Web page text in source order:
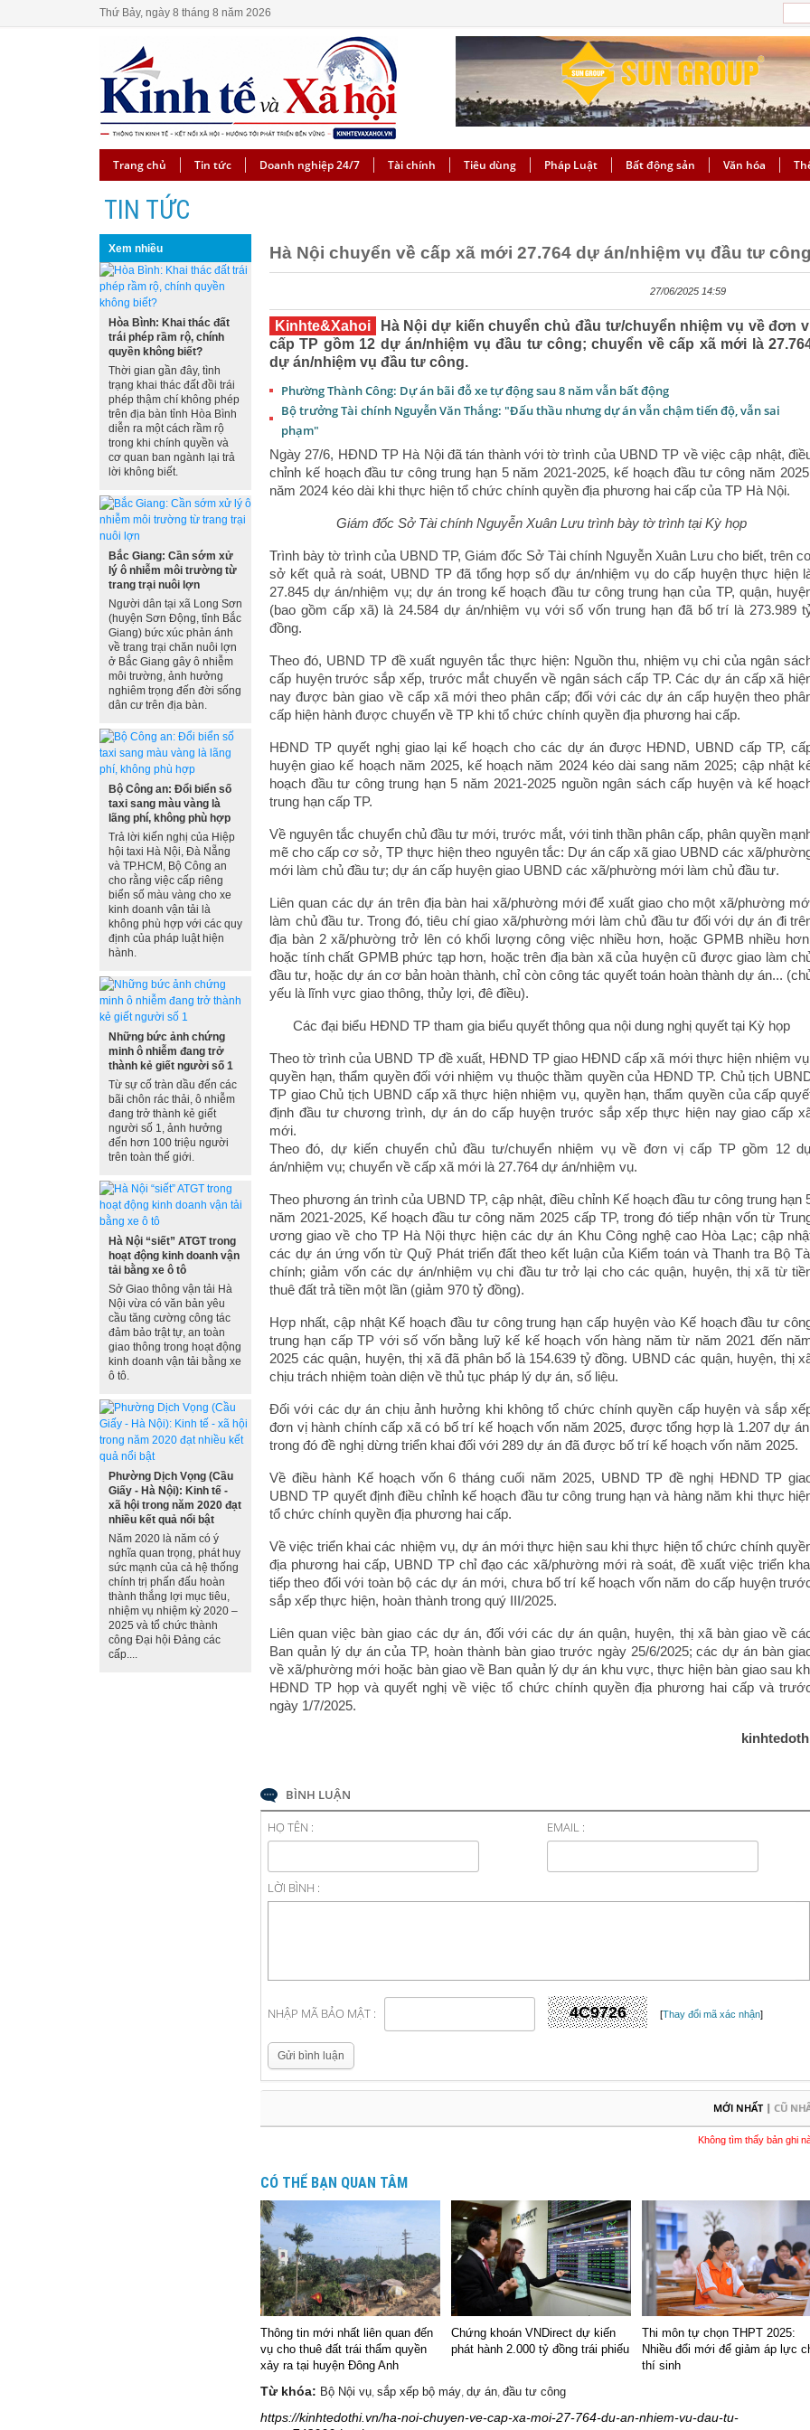
Thứ Bảy, ngày 8 tháng 8 năm 2026
Trang chủ Tin tức Doanh nghiệp 24/7 Tài chính Tiêu dùng Pháp Luật Bất động sản Văn hóa
TIN TỨC
Xem nhiều
Hòa Bình: Khai thác đất
trái phép rầm rộ, chính
quyền không biết?
Thời gian gần đây, tình
trạng khai thác đất đồi trái
phép thậm chí không phép
trên địa bàn tỉnh Hòa Bình
diễn ra một cách rầm rộ
trong khi chính quyền và
cơ quan ban ngành lại trả
lời không biết.
Bắc Giang: Cần sớm xử
lý ô nhiễm môi trường từ
trang trại nuôi lợn
Người dân tại xã Long Sơn
(huyện Sơn Động, tỉnh Bắc
Giang) bức xúc phản ánh
về trang trại chăn nuôi lợn
ở Bắc Giang gây ô nhiễm
môi trường, ảnh hưởng
nghiêm trọng đến đời sống
dân cư trên địa bàn.
Bộ Công an: Đổi biển số
taxi sang màu vàng là
lãng phí, không phù hợp
Trả lời kiến nghị của Hiệp
hội taxi Hà Nội, Đà Nẵng
và TP.HCM, Bộ Công an
cho rằng việc cấp riêng
biển số màu vàng cho xe
kinh doanh vận tải là
không phù hợp với các quy
định của pháp luật hiện
hành.
Những bức ảnh chứng
minh ô nhiễm đang trở
thành kẻ giết người số 1
Từ sự cố tràn dầu đến các
bãi chôn rác thải, ô nhiễm
đang trở thành kẻ giết
người số 1, ảnh hưởng
đến hơn 100 triệu người
trên toàn thế giới.
Hà Nội “siết” ATGT trong
hoạt động kinh doanh vận
tải bằng xe ô tô
Sở Giao thông vận tải Hà
Nội vừa có văn bản yêu
cầu tăng cường công tác
đảm bảo trật tự, an toàn
giao thông trong hoạt động
kinh doanh vận tải bằng xe
ô tô.
Phường Dịch Vọng (Cầu
Giấy - Hà Nội): Kinh tế -
xã hội trong năm 2020 đạt
nhiều kết quả nổi bật
Năm 2020 là năm có ý
nghĩa quan trọng, phát huy
sức mạnh của cả hệ thống
chính trị phấn đấu hoàn
thành thắng lợi mục tiêu,
nhiệm vụ nhiệm kỳ 2020 –
2025 và tổ chức thành
công Đại hội Đảng các
cấp....
Hà Nội chuyển về cấp xã mới 27.764 dự án/nhiệm vụ đầu tư công
27/06/2025 14:59
Kinhte&Xahoi
Hà Nội dự kiến chuyển chủ đầu tư/chuyển nhiệm vụ về đơn
cấp TP gồm 12 dự án/nhiệm vụ đầu tư công; chuyển về cấp xã mới là
dự án/nhiệm vụ đầu tư công.
Phường Thành Công: Dự án bãi đỗ xe tự động sau 8 năm vẫn bất động
Bộ trưởng Tài chính Nguyễn Văn Thắng: "Đấu thầu nhưng dự án vẫn chậm tiến độ, vẫn sai
phạm"
Ngày 27/6, HĐND TP Hà Nội đã tán thành với tờ trình của UBND TP về việc cập nhật,
chỉnh kế hoạch đầu tư công trung hạn 5 năm 2021-2025, kế hoạch đầu tư công năm
năm 2024 kéo dài khi thực hiện tổ chức chính quyền địa phương hai cấp của TP Hà Nội.
Giám đốc Sở Tài chính Nguyễn Xuân Lưu trình bày tờ trình tại Kỳ họp
Trình bày tờ trình của UBND TP, Giám đốc Sở Tài chính Nguyễn Xuân Lưu cho biết, trên
sở kết quả rà soát, UBND TP đã tổng hợp số dự án/nhiệm vụ do cấp huyện thực hiện
27.845 dự án/nhiệm vụ; dự án trong kế hoạch đầu tư công trung hạn của TP, quận,
(bao gồm cấp xã) là 24.584 dự án/nhiệm vụ với số vốn trung hạn đã bố trí là 273.989
đồng.
Theo đó, UBND TP đề xuất nguyên tắc thực hiện: Nguồn thu, nhiệm vụ chi của ngân
cấp huyện trước sắp xếp, trước mắt chuyển về ngân sách cấp TP. Các dự án cấp xã
nay được bàn giao về cấp xã mới theo phân cấp; đối với các dự án cấp huyện theo
cấp hiện hành được chuyển về TP khi tổ chức chính quyền địa phương hai cấp.
HĐND TP quyết nghị giao lại kế hoạch cho các dự án được HĐND, UBND cấp TP,
huyện giao kế hoạch năm 2025, kế hoạch năm 2024 kéo dài sang năm 2025; cập nhật
hoạch đầu tư công trung hạn 5 năm 2021-2025 nguồn ngân sách cấp huyện và kế
trung hạn cấp TP.
Về nguyên tắc chuyển chủ đầu tư mới, trước mắt, với tinh thần phân cấp, phân quyền
mẽ cho cấp cơ sở, TP thực hiện theo nguyên tắc: Dự án cấp xã giao UBND các xã/
mới làm chủ đầu tư; dự án cấp huyện giao UBND các xã/phường mới làm chủ đầu tư.
Liên quan các dự án trên địa bàn hai xã/phường mới để xuất giao cho một xã/phường
làm chủ đầu tư. Trong đó, tiêu chí giao xã/phường mới làm chủ đầu tư đối với dự án đi
địa bàn 2 xã/phường trở lên có khối lượng công việc nhiều hơn, hoặc GPMB nhiều
hoặc tính chất GPMB phức tạp hơn, hoặc trên địa bàn xã của huyện cũ được giao làm
đầu tư, hoặc dự án cơ bản hoàn thành, chỉ còn công tác quyết toán hoàn thành dự án...
yếu là lĩnh vực giao thông, thủy lợi, đê điều).
Các đại biểu HĐND TP tham gia biểu quyết thông qua nội dung nghị quyết tại Kỳ họp
Theo tờ trình của UBND TP đề xuất, HĐND TP giao HĐND cấp xã mới thực hiện nhiệm
quyền hạn, thẩm quyền đối với nhiệm vụ thuộc thầm quyền của HĐND TP. Chủ tịch
TP giao Chủ tịch UBND cấp xã thực hiện nhiệm vụ, quyền hạn, thẩm quyền của cấp
định đầu tư chương trình, dự án do cấp huyện trước sắp xếp thực hiện nay giao cấp
mới.
Theo đó, dự kiến chuyển chủ đầu tư/chuyển nhiệm vụ về đơn vị cấp TP gồm 12
án/nhiệm vụ; chuyển về cấp xã mới là 27.764 dự án/nhiệm vụ.
Theo phương án trình của UBND TP, cập nhật, điều chỉnh Kế hoạch đầu tư công trung hạn
năm 2021-2025, Kế hoạch đầu tư công năm 2025 cấp TP, trong đó tiếp nhận vốn từ
ương giao về cho TP Hà Nội thực hiện các dự án Khu Công nghệ cao Hòa Lạc; cập
các dự án ứng vốn từ Quỹ Phát triển đất theo kết luận của Kiểm toán và Thanh tra Bộ
chính; giảm vốn các dự án/nhiệm vụ chi đầu tư trở lại cho các quận, huyện, thị xã từ
thuê đất trả tiền một lần (giảm 970 tỷ đồng).
Hợp nhất, cập nhật Kế hoạch đầu tư công trung hạn cấp huyện vào Kế hoạch đầu tư
trung hạn cấp TP với số vốn bằng luỹ kế kế hoạch vốn hàng năm từ năm 2021 đến
2025 các quận, huyện, thị xã đã phân bổ là 154.639 tỷ đồng. UBND các quận, huyện, thị
chịu trách nhiệm toàn diện về thủ tục pháp lý dự án, số liệu.
Đối với các dự án chịu ảnh hưởng khi không tổ chức chính quyền cấp huyện và sắp
đơn vị hành chính cấp xã có bố trí kế hoạch vốn năm 2025, được tổng hợp là 1.207 dự
trong đó đề nghị dừng triển khai đối với 289 dự án đã được bố trí kế hoạch vốn năm 2025.
Về điều hành Kế hoạch vốn 6 tháng cuối năm 2025, UBND TP đề nghị HĐND TP
UBND TP quyết định điều chỉnh kế hoạch đầu tư công trung hạn và hàng năm khi thực
tổ chức chính quyền địa phương hai cấp.
Về việc triển khai các nhiệm vụ, dự án mới thực hiện sau khi thực hiện tổ chức chính
địa phương hai cấp, UBND TP chỉ đạo các xã/phường mới rà soát, đề xuất việc triển
tiếp theo đối với toàn bộ các dự án mới, chưa bố trí kế hoạch vốn năm do cấp huyện
sắp xếp thực hiện, hoàn thành trong quý III/2025.
Liên quan việc bàn giao các dự án, đối với các dự án quận, huyện, thị xã bàn giao về
Ban quản lý dự án của TP, hoàn thành bàn giao trước ngày 25/6/2025; các dự án bàn
về xã/phường mới hoặc bàn giao về Ban quản lý dự án khu vực, thực hiện bàn giao sau
HĐND TP họp và quyết nghị về việc tổ chức chính quyền địa phương hai cấp và
ngày 1/7/2025.
BÌNH LUẬN
HỌ TÊN :
EMAIL :
LỜI BÌNH :
NHẬP MÃ BẢO MẬT : [Thay đổi mã xác nhận]
Gửi bình luận
MỚI NHẤT| CŨ
Không tìm thấy bản ghi
CÓ THỂ BẠN QUAN TÂM
Thông tin mới nhất liên quan đến
vụ cho thuê đất trái thẩm quyền
xảy ra tại huyện Đông Anh
Chứng khoán VNDirect dự kiến
phát hành 2.000 tỷ đồng trái phiếu
Thi môn tự chọn THPT 2025:
Nhiều đổi mới để giảm áp lực
thí sinh
Từ khóa: Bộ Nội vụ, sắp xếp bộ máy, dự án, đầu tư công
https://kinhtedothi.vn/ha-noi-chuyen-ve-cap-xa-moi-27-764-du-an-nhiem-vu-dau-tu-